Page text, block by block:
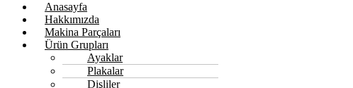
Anasayfa
Hakkımızda
Makina Parçaları
Ürün Grupları
Ayaklar
Plakalar
Dişliler